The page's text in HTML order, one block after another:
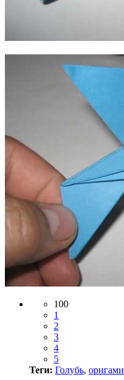
100
1
2
3
4
5
Теги: Голубь, оригами